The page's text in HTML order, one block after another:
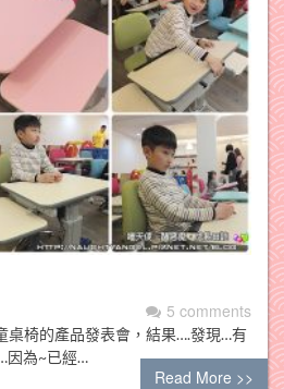
5 comments
桌椅的產品發表會，結果….發現…有
因為~已經…
Read More >>